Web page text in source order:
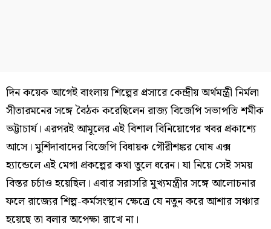
দিন কয়েক আগেই বাংলায় শিল্পের প্রসারে কেন্দ্রীয় অর্থমন্ত্রী নির্মলা
সীতারমনের সঙ্গে বৈঠক করেছিলেন রাজ্য বিজেপি সভাপতি শমীক
ভট্টাচার্য। এরপরই আমূলের এই বিশাল বিনিয়োগের খবর প্রকাশ্যে
আসে। মুর্শিদাবাদের বিজেপি বিধায়ক গৌরীশঙ্কর ঘোষ এক্স
হ্যান্ডেলে এই মেগা প্রকল্পের কথা তুলে ধরেন। যা নিয়ে সেই সময়
বিস্তর চর্চাও হয়েছিল। এবার সরাসরি মুখ্যমন্ত্রীর সঙ্গে আলোচনার
ফলে রাজ্যের শিল্প-কর্মসংস্থান ক্ষেত্রে যে নতুন করে আশার সঞ্চার
হয়েছে তা বলার অপেক্ষা রাখে না।